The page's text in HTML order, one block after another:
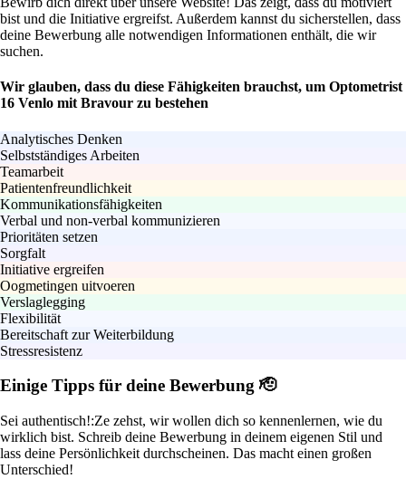
bist und die Initiative ergreifst. Außerdem kannst du sicherstellen, dass
deine Bewerbung alle notwendigen Informationen enthält, die wir
suchen.
Wir glauben, dass du diese Fähigkeiten brauchst, um Optometrist
16 Venlo mit Bravour zu bestehen
Analytisches Denken
Selbstständiges Arbeiten
Teamarbeit
Patientenfreundlichkeit
Kommunikationsfähigkeiten
Verbal und non-verbal kommunizieren
Prioritäten setzen
Sorgfalt
Initiative ergreifen
Oogmetingen uitvoeren
Verslaglegging
Flexibilität
Bereitschaft zur Weiterbildung
Stressresistenz
Einige Tipps für deine Bewerbung 🫡
Sei authentisch!:Ze zehst, wir wollen dich so kennenlernen, wie du
wirklich bist. Schreib deine Bewerbung in deinem eigenen Stil und
lass deine Persönlichkeit durchscheinen. Das macht einen großen
Unterschied!